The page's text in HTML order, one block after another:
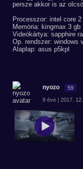
persze akkor is az
Processzor: intel core
Memória: kingmax 3 gb
Videókártya: sapphire
Op. rendszer: windows
Alaplap: asus p5kpl
nyozo 59
8 éve | 2017.